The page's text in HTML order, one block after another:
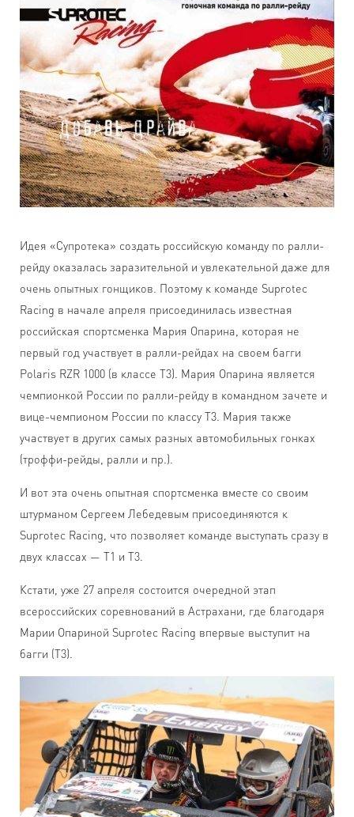
Идея «Супротека» создать российскую команду по ралли-
рейду оказалась заразительной и увлекательной даже для
очень опытных гонщиков. Поэтому к команде Suprotec
Racing в начале апреля присоединилась известная
российская спортсменка Мария Опарина, которая не
первый год участвует в ралли-рейдах на своем багги
Polaris RZR 1000 (в классе Т3). Мария Опарина является
чемпионкой России по ралли-рейду в командном зачете и
вице-чемпионом России по классу Т3. Мария также
участвует в других самых разных автомобильных гонках
(троффи-рейды, ралли и пр.).
И вот эта очень опытная спортсменка вместе со своим
штурманом Сергеем Лебедевым присоединяются к
Suprotec Racing, что позволяет команде выступать сразу в
двух классах — Т1 и Т3.
Кстати, уже 27 апреля состоится очередной этап
всероссийских соревнований в Астрахани, где благодаря
Марии Опариной Suprotec Racing впервые выступит на
багги (Т3).